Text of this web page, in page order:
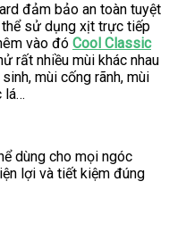
đảm bảo an toàn tuyệt
sử dụng xịt trực tiếp
vào đó Cool Classic
rất nhiều mùi khác nhau
mùi cống rãnh, mùi
lá…
dùng cho mọi ngóc
lợi và tiết kiệm đúng